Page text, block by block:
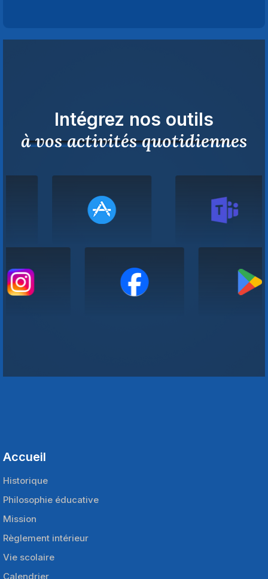
Intégrez nos outils
à vos activités quotidiennes
Accueil
Historique
Philosophie éducative
Mission
Règlement intérieur
Vie scolaire
Calendrier